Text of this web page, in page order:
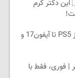
برای اولین بار در ایران🇮🇷 این دکتر کرم
گردونه شانس بدون پوچ از PS5 تا آیفون17 و
تتر | فوری، فقط با